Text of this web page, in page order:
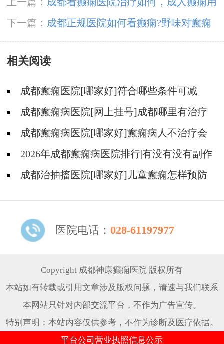
药注意哪些?
下一篇： 成都正规医院如何看癫痫?野味对癫痫
患者的有什么作用?
相关阅读
成都癫痫医院[哪家好]符合哪些条件可减
药、停药?
成都癫痫病医院[网上挂号]成都哪里有治疗
癫痫的中医?
成都癫痫病医院[哪家好]癫痫病人不治疗会
怎样?2026年成都癫痫病医院排行|有没有没有副作
用的抗癫痫药物呢？
成都治抽搐医院[哪家好]儿童癫痫怎样预防
医院电话： 028-61197977
Copyright 成都神康癫痫医院 版权所有
本站如有转载或引用文章涉及版权问题，请速与我们联系
本网站只针对内部交流平台，不作为广告宣传。
特别声明：本站内容仅供参考，不作为诊断及医疗依据。
平台公司营业执照信息公示